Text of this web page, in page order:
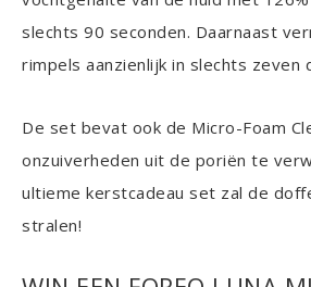
slechts 90 seconden. Daarnaast
rimpels aanzienlijk in slechts zeven
De set bevat ook de Micro-Foam
onzuiverheden uit de poriën te
ultieme kerstcadeau set zal de
stralen!